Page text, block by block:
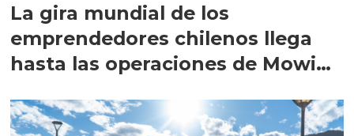
La gira mundial de los
emprendedores chilenos llega
hasta las operaciones de Mowi